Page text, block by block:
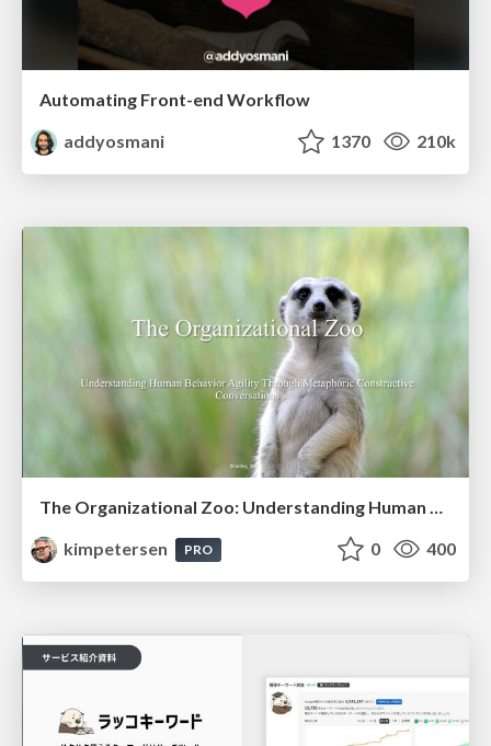
Automating Front-end Workflow
addyosmani
1370 210k
The Organizational Zoo: Understanding Human Behavior Agility Through Metaphoric Constructive Conversations (based on the works of Arthur Shelley, Ph.D)
kimpetersen
PRO 0 400